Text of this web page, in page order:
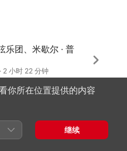
乐团、米歇尔 · 普
2 小时 22 分钟
安
你所在位置提供的内容
继续